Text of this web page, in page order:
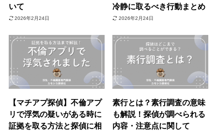
いて
2026年2月24日
冷静に取るべき行動まとめ
2026年2月24日
【マチアプ探偵】不倫アプ
リで浮気の疑いがある時に
証拠を取る方法と探偵に相
素行とは？素行調査の意味
も解説！探偵が調べられる
内容・注意点に関して